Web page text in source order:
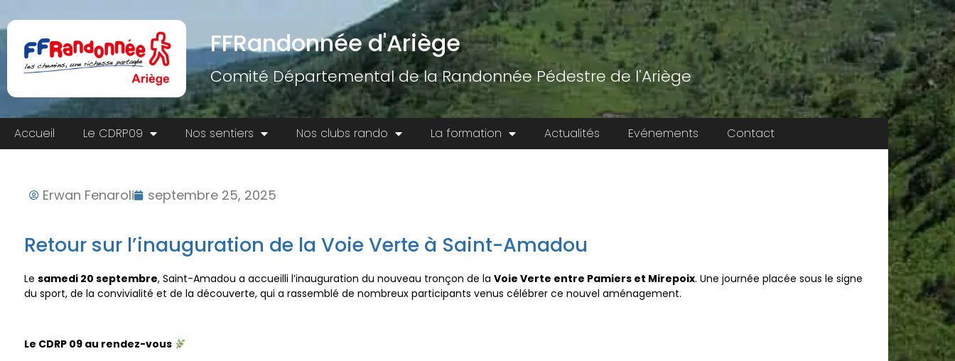
FFRandonnée d'Ariège
Comité Départemental de la Randonnée Pédestre de l'Ariège
Accueil Le CDRP09 Nos sentiers Nos clubs rando La formation Actualités Evénements Contact
Erwan Fenaroli septembre 25, 2025
Retour sur l’inauguration de la Voie Verte à Saint-Amadou
Le samedi 20 septembre, Saint-Amadou a accueilli l’inauguration du nouveau tronçon de la Voie Verte entre Pamiers et Mirepoix. Une journée placée sous le signe
du sport, de la convivialité et de la découverte, qui a rassemblé de nombreux participants venus célébrer ce nouvel aménagement.
Le CDRP 09 au rendez-vous